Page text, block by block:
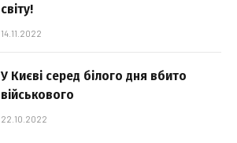
світу!
14.11.2022
У Києві серед білого дня вбито
військового
22.10.2022